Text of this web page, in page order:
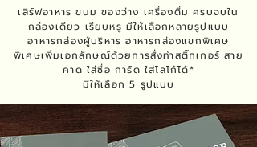
เสิร์ฟอาหาร ขนม ของว่าง เครื่องดื่ม ครบจบใน
กล่องเดียว เรียบหรู มีให้เลือกหลายรูปแบบ
อาหารกล่องผู้บริหาร อาหารกล่องแขกพิเศษ
พิเศษเพิ่มเอกลักษณ์ด้วยการสั่งทำสติ๊กเกอร์ สาย
คาด ใส่ชื่อ การ์ด ใส่โลโก้ได้*
มีให้เลือก 5 รูปแบบ